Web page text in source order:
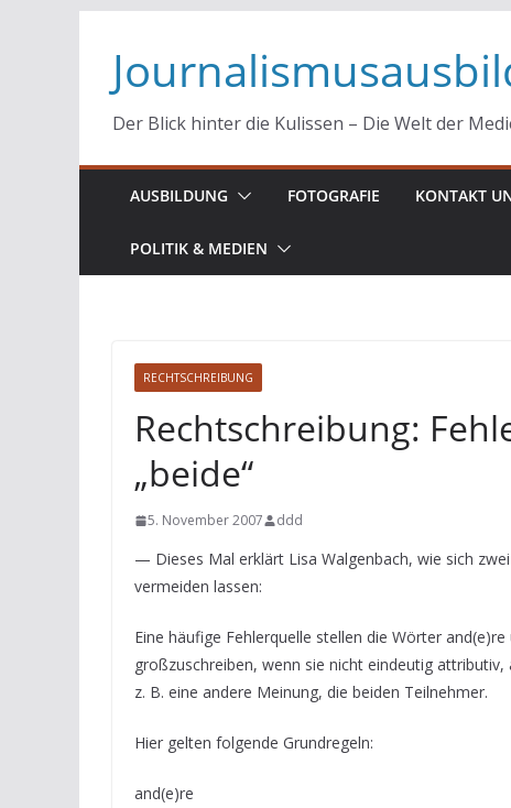
Inhalt
springen
Der Blick hinter die Kulissen – Die Welt der
AUSBILDUNG FOTOGRAFIE KONTAKT
POLITIK & MEDIEN
RECHTSCHREIBUNG
Rechtschreibung:
„beide“
5. November 2007 ddd
— Dieses Mal erklärt Lisa Walgenbach, wie sich
vermeiden lassen:
Eine häufige Fehlerquelle stellen die Wörter
großzuschreiben, wenn sie nicht eindeutig
z. B. eine andere Meinung, die beiden Teilnehmer.
Hier gelten folgende Grundregeln:
and(e)re